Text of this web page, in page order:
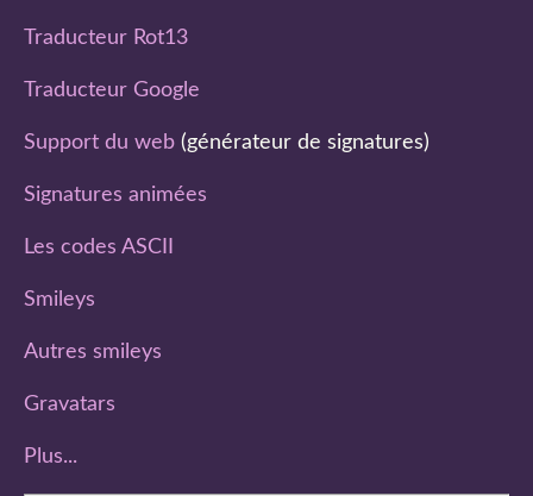
Traducteur Rot13
Traducteur Google
Support du web (générateur de signatures)
Signatures animées
Les codes ASCII
Smileys
Autres smileys
Gravatars
Plus...